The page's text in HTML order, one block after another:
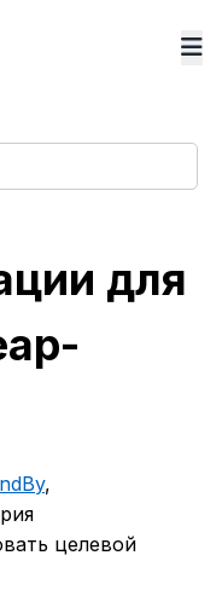
для
,
целевой